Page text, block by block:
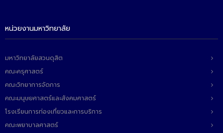
หน่วยงานมหาวิทยาลัย
มหาวิทยาลัยสวนดุสิต
คณะครุศาสตร์
คณะวิทยาการจัดการ
คณะมนุษยศาสตร์และสังคมศาสตร์
โรงเรียนการท่องเที่ยวและการบริการ
คณะพยาบาลศาสตร์